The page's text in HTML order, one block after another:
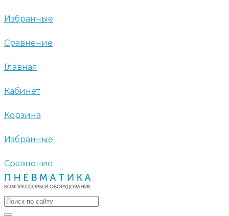
Избранные
Сравнение
Главная
Кабинет
Корзина
Избранные
Сравнение